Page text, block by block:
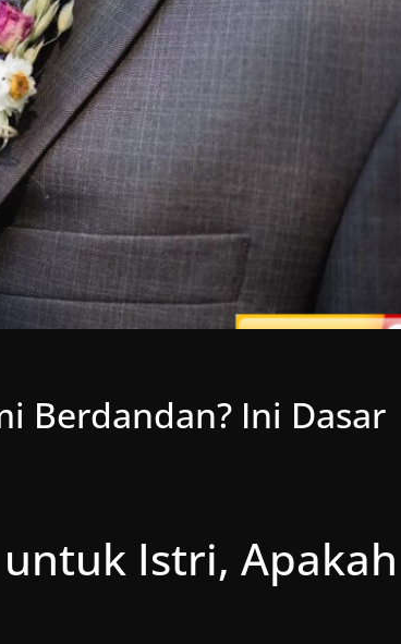
Berdandan? Ini Dasar
Istri, Apakah